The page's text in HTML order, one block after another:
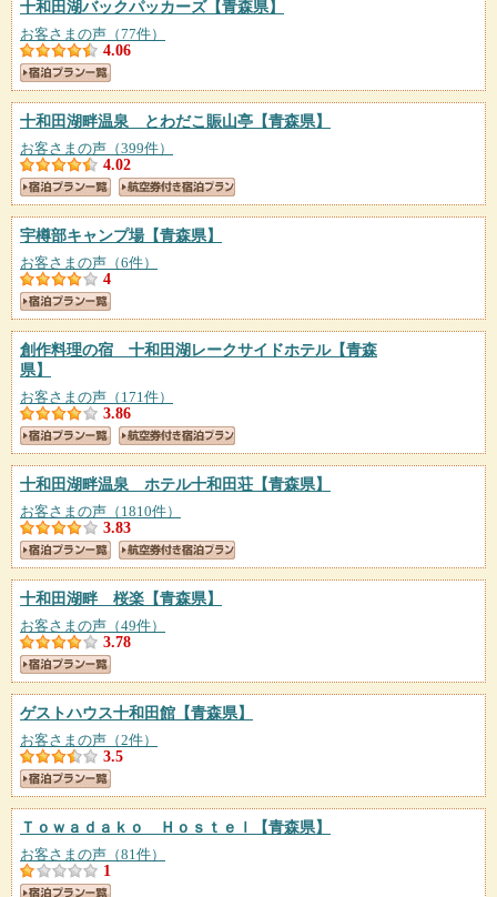
十和田湖バックパッカーズ【青森県】
お客さまの声（77件）
4.06
十和田湖畔温泉 とわだこ賑山亭 【青森県】
お客さまの声（399件）
4.02
宇樽部キャンプ場【青森県】
お客さまの声（6件）
4
創作料理の宿 十和田湖レークサイドホテル【青森
県】
お客さまの声（171件）
3.86
十和田湖畔温泉 ホテル十和田荘 【青森県】
お客さまの声（1810件）
3.83
十和田湖畔 桜楽 【青森県】
お客さまの声（49件）
3.78
ゲストハウス十和田館 【青森県】
お客さまの声（2件）
3.5
Ｔｏｗａｄａｋｏ Ｈｏｓｔｅｌ 【青森県】
お客さまの声（81件）
1